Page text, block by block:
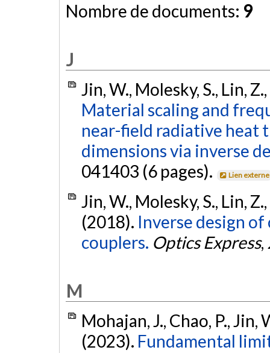
Nombre de documents: 9
J
Jin, W., Molesky, S., Lin,
Material scaling and
near-field radiative heat
dimensions via inverse
041403 (6 pages).
Lien externe
Jin, W., Molesky, S., Lin,
(2018). Inverse design
couplers. Optics Express,
M
Mohajan, J., Chao, P., Jin,
(2023). Fundamental